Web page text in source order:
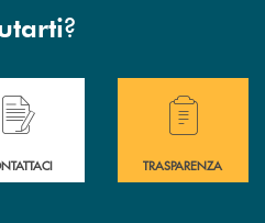
?
filiali . di assistenza immediata?
Hai bisogno di
TRASPARENZA